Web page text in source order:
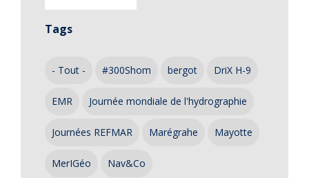
Tags
- Tout - #300Shom bergot DriX H-9
EMR Journée mondiale de l'hydrographie
Journées REFMAR Marégrahe Mayotte
MerIGéo Nav&Co